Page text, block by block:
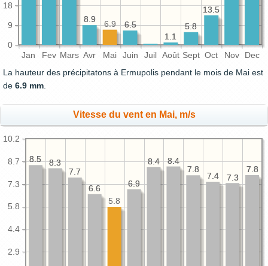
Jan Fev Mars Avr Mai Juin Juil Août Sept Oct Nov Dec
0
9
18
13.5
5.8
1.1
6.5
8.9
13.5
5.8
1.1
6.5
6.9
8.9
La hauteur des précipitatons à Ermupolis pendant le mois de Mai est
de 6.9 mm.
Vitesse du vent en Mai, m/s
2.9
4.4
5.8
7.3
8.7
10.2
7.8
7.3
7.4
7.8
8.4
8.4
6.9
6.6
7.7
8.3
8.5
7.8
7.3
7.4
7.8
8.4
8.4
6.9
5.8
6.6
7.7
8.3
8.5